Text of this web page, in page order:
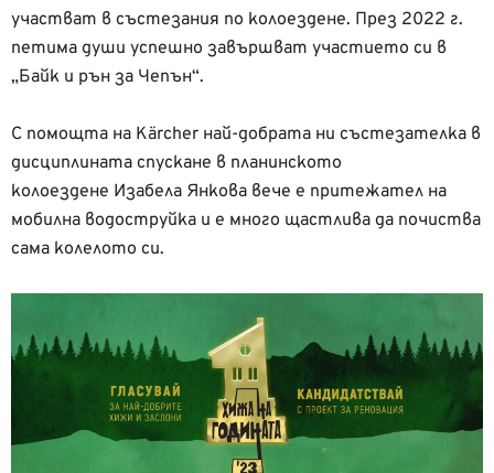
участват в състезания по колоездене. През 2022 г.
петима души успешно завършват участието си в
„Байк и рън за Чепън“.
С помощта на Kärcher най-добрата ни състезателка в
дисциплината спускане в планинското
колоездене Изабела Янкова вече е притежател на
мобилна водоструйка и е много щастлива да почиства
сама колелото си.